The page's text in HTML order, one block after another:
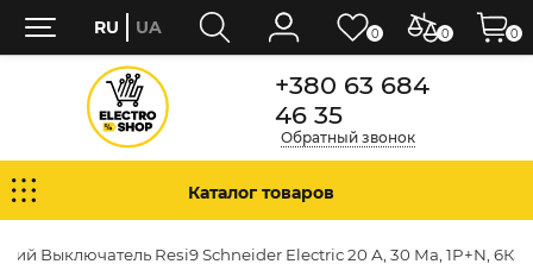
+380 63 684
46 35
Обратный звонок
Каталог товаров
Выключатель Resi9 Schneider Electric 20 А, 30 Мa, 1P+N, 6Кa,
0 0
RU UA 0